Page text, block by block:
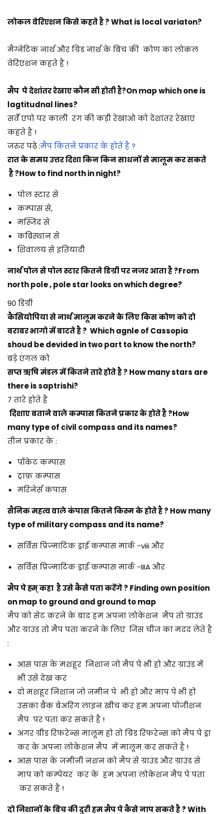
लोकल वेरिएशन किसे कहते है ? What is local variaton?
मैग्नेटिक नार्थ और ग्रिड नार्थ के बिच की कोण का लोकल
वेरिएशन कहते है !
मैप पे देशांतर रेखाए कौन सी होती है?On map which one is
lagtitudnal lines?
सर्वे एपो पर काली रंग की कड़ी रेखाओ को देशांतर रेखाए
कहते है !
जरुर पढ़े :मैप कितने प्रकार के होते है ?
रात के समय उत्तर दिशा किन किन साधनों से मालूम कर सकते
है ?How to find north in night?
पोल स्टार से
कम्पास से,
मस्जिद से
कब्रिस्थान से
शिवालय से इतियादी
नार्थ पोल से पोल स्टार कितने डिग्री पर नजर आता है ?From
north pole , pole star looks on which degree?
90 डिग्री
कैसियोपिया से नार्थ मालूम करने के लिए किस कोण को दो
बराबर भागो में बाटते है ? Which agnle of Cassopia
shoud be devided in two part to know the north?
बड़े एंगल को
सप्त ऋषि मंडल में कितने तारे होते है ? How many stars are
there is saptrishi?
7 तारे होते है
दिशाए बताने वाले कम्पास कितने प्रकार के होते है ?How
many type of civil compass and its names?
तीन प्रकार के :
पॉकेट कम्पास
ट्राफ़ कम्पास
मरिनेर्स कंपास
सैनिक महत्व वाले कंपास कितने किस्म के होते है ? How many
type of military compass and its name?
सर्विस प्रिज्माटिक ड्राई कम्पास मार्क -viii और
सर्विस प्रिज्माटिक ड्राई कम्पास मार्क -IIIA और
मैप पे ह्म् कहा है उसे कैसे पता करेंगे ? Finding own position
on map to ground and ground to map
मैप को सेट करने के बाद हम अपना लोकेशन मैप तो ग्राउंड
और ग्राउंड तो मैप पता करने के लिए जिस चीज का मदद लेते है
:
आस पास के मशहूर निशान जो मैप पे भी हो और ग्राउंड में
भी उसे देख कर
दो मशहूर निशान जो जमीन पे भी हो और माप पे भी हो
उसका बैक बेअरिंग लाइन खीच कर हम अपना पोजीशन
मैप पर पता कर सकते है !
अगर ग्रीड रिफरेन्स मालूम हो तो ग्रिड रिफरेन्स को मैप पे ड्रा
कर के अपना लोकेशन मैप में मालूम कर सकते है !
आस पास के जमीनी नशन को मैप से ग्राउंड और ग्राउंड से
माप को कम्पेयर कर के हम अपना लोकेशन मैप पे पता
कर सकते है !
दो निशानों के बिच की दुरी हम मैप पे कैसे नाप सकते है ? With